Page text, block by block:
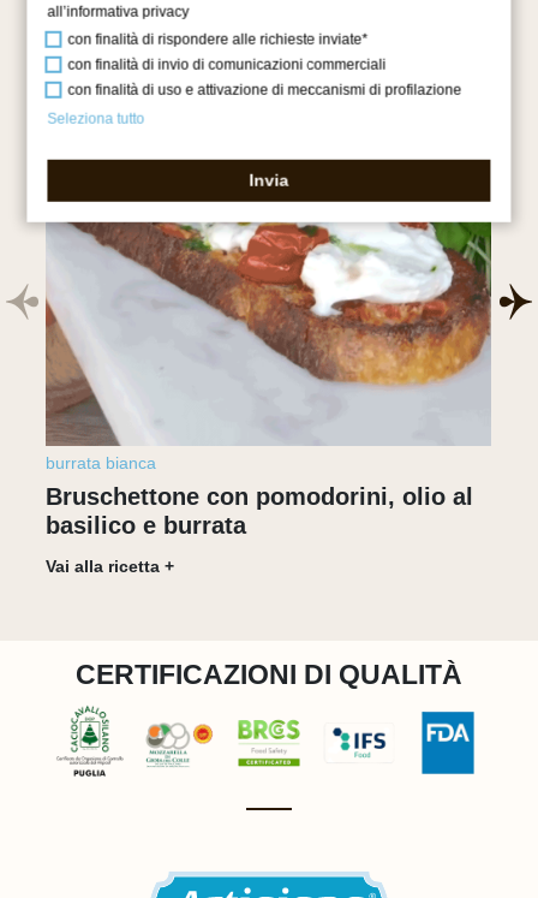
burrata bianca
Bruschettone con pomodorini, olio al
basilico e burrata
Vai alla ricetta +
CERTIFICAZIONI DI QUALITÀ
all’informativa privacy
con finalità di rispondere alle richieste inviate*
con finalità di invio di comunicazioni commerciali
con finalità di uso e attivazione di meccanismi di profilazione
Seleziona tutto
Invia